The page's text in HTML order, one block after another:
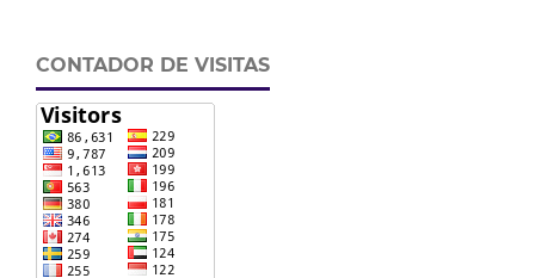
CONTADOR DE VISITAS